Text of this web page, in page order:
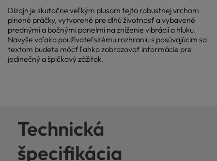
Dizajn je skutočne veľkým plusom tejto robustnej vrchom
plnené práčky, vytvorené pre dlhú životnosť a vybavené
prednými a bočnými panelmi na zníženie vibrácií a hluku.
Navyše vďaka používateľskému rozhraniu s posúvajúcim sa
textom budete môcť ľahko zobrazovať informácie pre
jedinečný a špičkový zážitok.
Technická
špecifikácia